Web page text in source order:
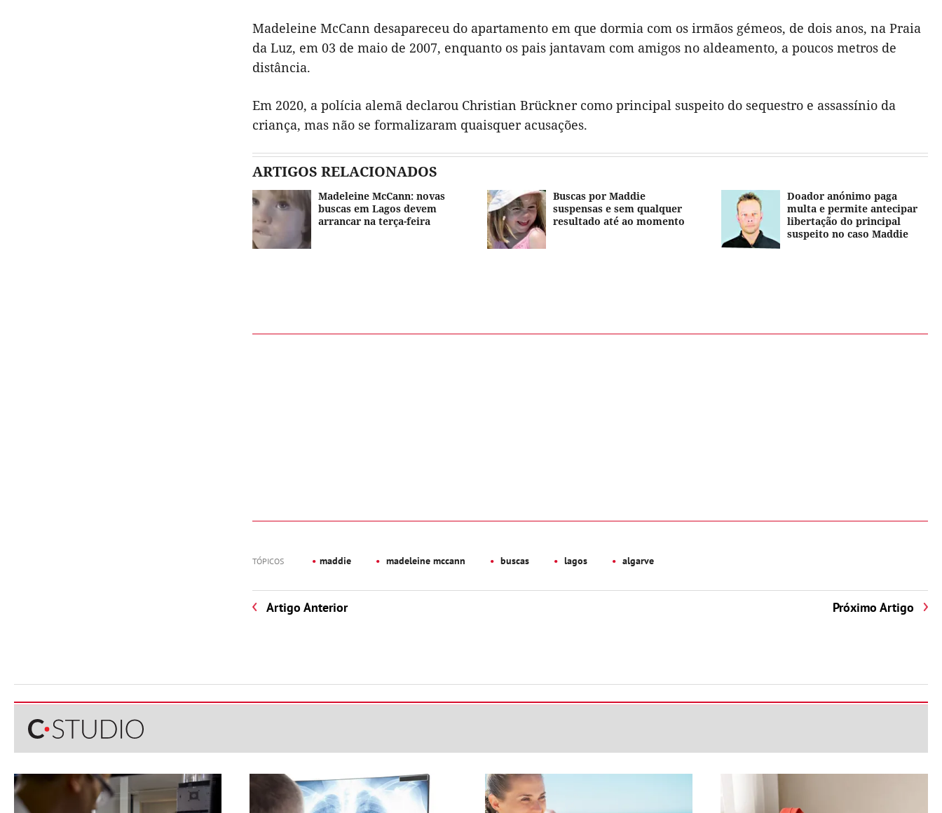
Madeleine McCann desapareceu do apartamento em que dormia com os irmãos gémeos, de dois anos, na Praia
da Luz, em 03 de maio de 2007, enquanto os pais jantavam com amigos no aldeamento, a poucos metros de
distância.
Em 2020, a polícia alemã declarou Christian Brückner como principal suspeito do sequestro e assassínio da
criança, mas não se formalizaram quaisquer acusações.
ARTIGOS RELACIONADOS
Madeleine McCann: novas
buscas em Lagos devem
arrancar na terça-feira
Buscas por Maddie
suspensas e sem qualquer
resultado até ao momento
Doador anónimo paga
multa e permite antecipar
libertação do principal
suspeito no caso Maddie
TÓPICOS maddie madeleine mccann buscas lagos algarve
Artigo Anterior Próximo Artigo